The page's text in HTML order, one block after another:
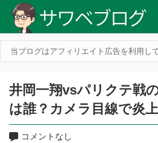
当ブログはアフィリエイト広告を利用し
井岡一翔vsパリクテ戦
は誰？カメラ目線で炎
コメントなし